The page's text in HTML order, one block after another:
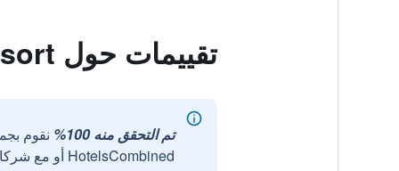
تقييمات حول Hibiscus Resort
تم التحقق منه 100%
نقوم
HotelsCombined أو مع شركائنا الخارجيين الموثوقين.